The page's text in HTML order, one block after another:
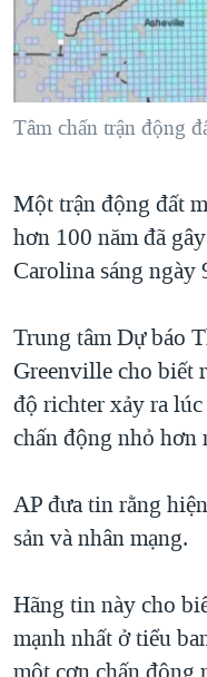
"Tìm"NGƯỜI VIỆT HẢI
ĐỜI SỐNG
KINH TẾ
KHOA HỌC
THỂ THAO
TẠI
HÀNH TRÌNH BẦU
MỘT NĂM CHIẾN
GIẢI MÃ VÀNH ĐAI &
TRỊNH VĨNH BÌNH -
GROUND ZERO –
CHI PHÍ CHIẾN
CÁC GIÁ TRỊ CỘNG
THƯỢNG ĐỈNH
TRỊNH VĨNH BÌNH
NGƯ DÂN VIỆT VÀ
QUAN HỆ VIỆT MỸ
VIDEO
NGHE
MẠNG XÃ HỘI
Ngôn ngữ khác
Tâm chấn trận động
Một trận động đất
hơn 100 năm đã
Carolina sáng ngày
Trung tâm Dự báo
Greenville cho biết
độ richter xảy ra
chấn động nhỏ
AP đưa tin rằng
sản và nhân mạng.
Hãng tin này cho
mạnh nhất ở tiểu